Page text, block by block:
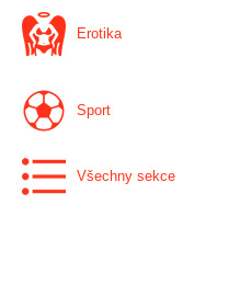
Erotika
Sport
Všechny sekce